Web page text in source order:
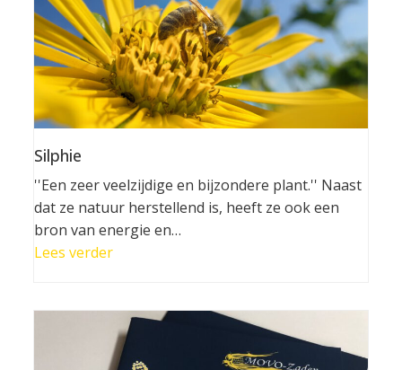
Silphie
''Een zeer veelzijdige en bijzondere plant.'' Naast
dat ze natuur herstellend is, heeft ze ook een
bron van energie en…
Lees verder